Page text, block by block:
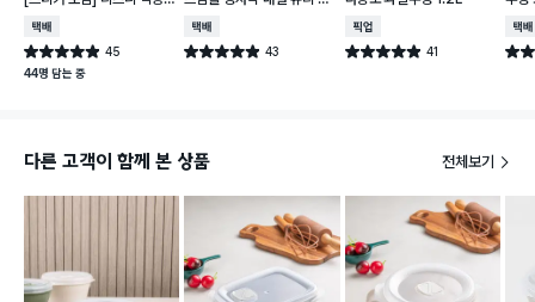
가능한 말랑핏 600 ml 아
이보리
택배배송
별점 4.9점 45
건 작성
44명 담는 중
통 1.2 L
택배배송
별점 4.9점 43
건 작성
매장픽업
별점 4.9점 41
건 작성
택배
별점
다른 고객이 함께 본 상품 전체보기